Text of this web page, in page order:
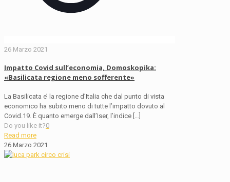
26 Marzo 2021
Impatto Covid sull’economia, Domoskopika:
«Basilicata regione meno sofferente»
La Basilicata e’ la regione d’Italia che dal punto di vista
economico ha subito meno di tutte l’impatto dovuto al
Covid.19. È quanto emerge dall’Iser, l’indice […]
Do you like it?0
Read more
26 Marzo 2021